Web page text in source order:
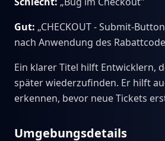
Gut: „CHECKOUT - Submit-
nach Anwendung des
Ein klarer Titel hilft Entwicklern,
später wiederzufinden. Er hilft
erkennen, bevor neue Tickets
Umgebungsdetails